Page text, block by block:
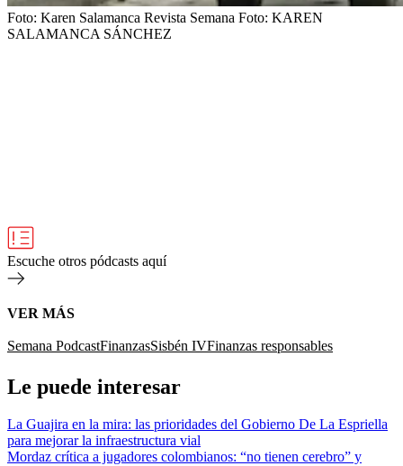
Foto: Karen Salamanca Revista Semana Foto: KAREN
SALAMANCA SÁNCHEZ
Escuche otros pódcasts aquí
VER MÁS
Semana PodcastFinanzasSisbén IVFinanzas responsables
Le puede interesar
La Guajira en la mira: las prioridades del Gobierno De La Espriella
para mejorar la infraestructura vial
Mordaz crítica a jugadores colombianos: “no tienen cerebro” y